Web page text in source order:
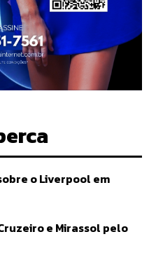
o Liverpool em
e Mirassol pelo